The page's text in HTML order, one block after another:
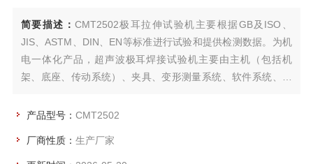
简要描述： CMT2502极耳拉伸试验机主要根据GB及ISO、
JIS、ASTM、DIN、EN等标准进行试验和提供检测数据。为机
电一体化产品，超声波极耳焊接试验机主要由主机（包括机
架、底座、传动系统）、夹具、变形测量系统、软件系统、电
产品型号： CMT2502
厂商性质： 生产厂家